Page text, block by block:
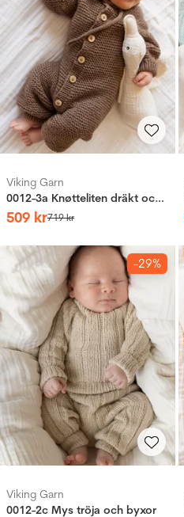
Viking Garn
0012-3a Knøtteliten dräkt och mössa
509 kr719kr
-29%
Viking Garn
0012-2c Mys tröja och byxor